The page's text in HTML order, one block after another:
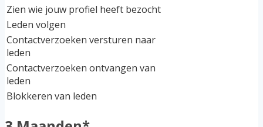
Zien wie jouw profiel heeft bezocht
Leden volgen
Contactverzoeken versturen naar
leden
Contactverzoeken ontvangen van
leden
Blokkeren van leden